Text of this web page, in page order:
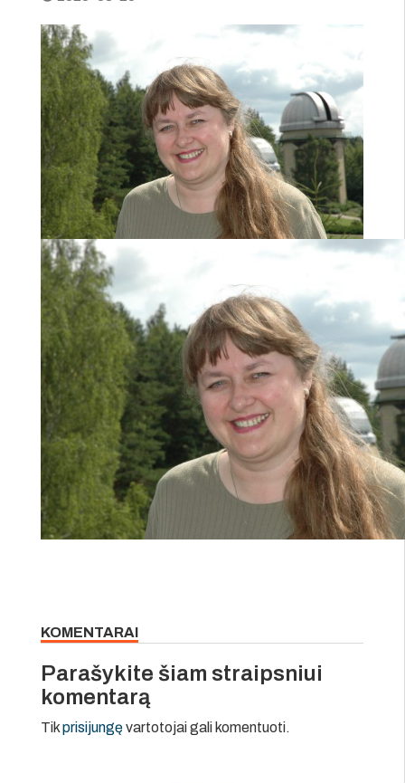
KOMENTARAI
Parašykite šiam straipsniui
komentarą
Tikprisijungęvartotojai gali komentuoti.